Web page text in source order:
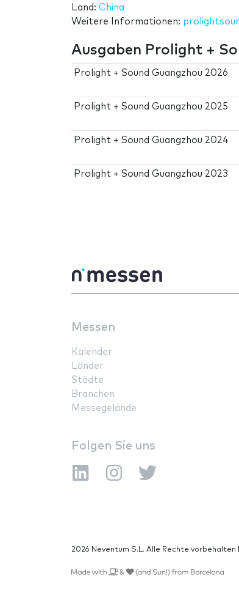
Land: China
Weitere Informationen:
Ausgaben Prolight +
Prolight + Sound Guangzhou 2026
Prolight + Sound Guangzhou 2025
Prolight + Sound Guangzhou 2024
Prolight + Sound Guangzhou 2023
Messen
Kalender
Länder
Städte
Branchen
Messegelände
Folgen Sie uns
2026 Neventum S.L. Alle Rechte vorbehalten